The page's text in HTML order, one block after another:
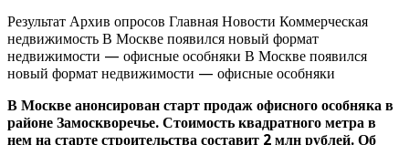
Результат Архив опросов Главная Новости Коммерческая
недвижимость В Москве появился новый формат
недвижимости — офисные особняки В Москве появился
новый формат недвижимости — офисные особняки
В Москве анонсирован старт продаж офисного особняка в
районе Замоскворечье. Стоимость квадратного метра в
нем на старте строительства составит 2 млн рублей. Об